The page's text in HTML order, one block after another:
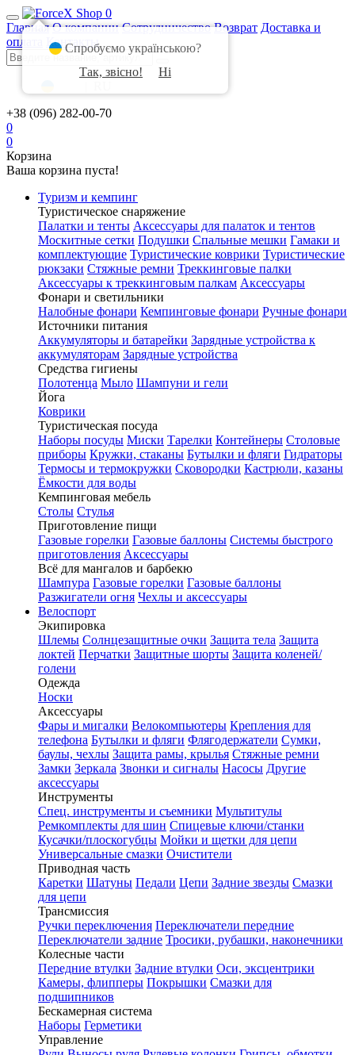
0
Главная О компании Сотрудничество Возврат Доставка и
оплата
Контакты
+38 (096) 282-00-70
0
0
Корзина
Ваша корзина пуста!
Туризм и кемпинг
Туристическое снаряжение
Палатки и тенты Аксессуары для палаток и тентов
Москитные сетки Подушки Спальные мешки Гамаки и
комплектующие Туристические коврики Туристические
рюкзаки Стяжные ремни Треккинговые палки
Аксессуары к треккинговым палкам Аксессуары
Фонари и светильники
Налобные фонари Кемпинговые фонари Ручные фонари
Источники питания
Аккумуляторы и батарейки Зарядные устройства к
аккумуляторам Зарядные устройства
Средства гигиены
Полотенца Мыло Шампуни и гели
Йога
Коврики
Туристическая посуда
Наборы посуды Миски Тарелки Контейнеры Столовые
приборы Кружки, стаканы Бутылки и фляги Гидраторы
Термосы и термокружки Сковородки Кастрюли, казаны
Ёмкости для воды
Кемпинговая мебель
Столы Стулья
Приготовление пищи
Газовые горелки Газовые баллоны Системы быстрого
приготовления Аксессуары
Всё для мангалов и барбекю
Шампура Газовые горелки Газовые баллоны
Разжигатели огня Чехлы и аксессуары
Велоспорт
Экипировка
Шлемы Солнцезащитные очки Защита тела Защита
локтей Перчатки Защитные шорты Защита коленей/
голени
Одежда
Носки
Аксессуары
Фары и мигалки Велокомпьютеры Крепления для
телефона Бутылки и фляги Флягодержатели Сумки,
баулы, чехлы Защита рамы, крылья Стяжные ремни
Замки Зеркала Звонки и сигналы Насосы Другие
аксессуары
Инструменты
Спец. инструменты и съемники Мультитулы
Ремкомплекты для шин Спицевые ключи/станки
Кусачки/плоскогубцы Мойки и щетки для цепи
Универсальные смазки Очистители
Приводная часть
Каретки Шатуны Педали Цепи Задние звезды Смазки
для цепи
Трансмиссия
Ручки переключения Переключатели передние
Переключатели задние Тросики, рубашки, наконечники
Колесные части
Передние втулки Задние втулки Оси, эксцентрики
Камеры, флипперы Покрышки Смазки для
подшипников
Бескамерная система
Наборы Герметики
Управление
Спробуємо українською?
Так, звісно!
Ні